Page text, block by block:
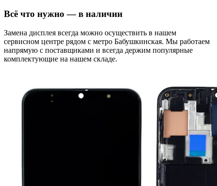
Всё что нужно — в наличии
Замена дисплея всегда можно осуществить в нашем
сервисном центре рядом с метро Бабушкинская. Мы работаем
напрямую с поставщиками и всегда держим популярные
комплектующие на нашем складе.